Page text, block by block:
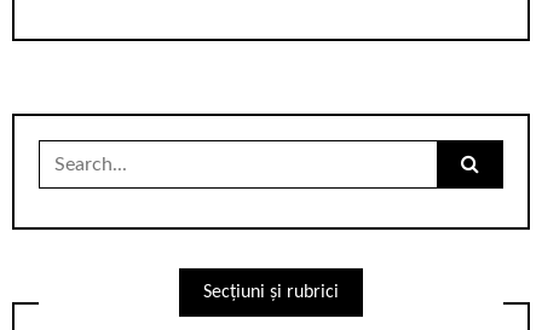
Search
Secțiuni și rubrici